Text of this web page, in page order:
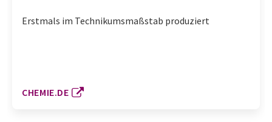
Erstmals im Technikumsmaßstab produziert
CHEMIE.DE